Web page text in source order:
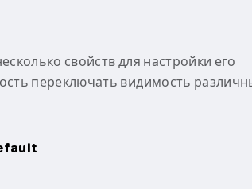
свойств для настройки его
переключать видимость